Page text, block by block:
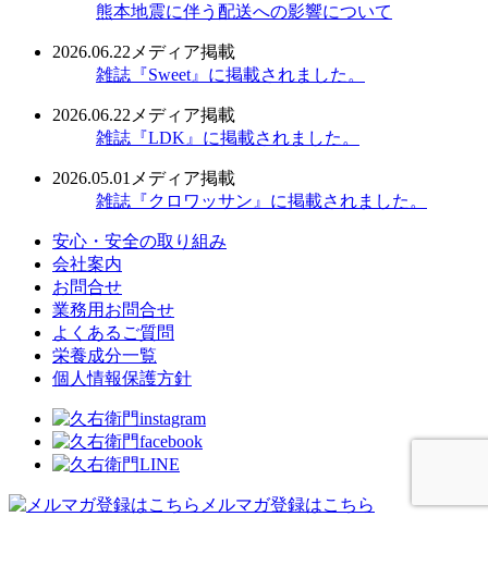
熊本地震に伴う配送への影響について
2026.06.22 メディア掲載
雑誌『Sweet』に掲載されました。
2026.06.22 メディア掲載
雑誌『LDK』に掲載されました。
2026.05.01 メディア掲載
雑誌『クロワッサン』に掲載されました。
安心・安全の取り組み
会社案内
お問合せ
業務用お問合せ
よくあるご質問
栄養成分一覧
個人情報保護方針
メルマガ登録はこちら